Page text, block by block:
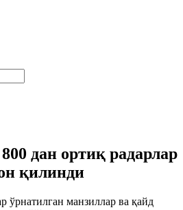
дан ортиқ радарлар
қилинди
ўрнатилган манзиллар ва қайд